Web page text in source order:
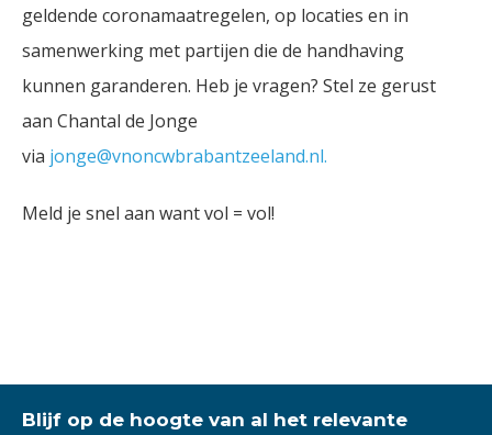
geldende coronamaatregelen, op locaties en in
samenwerking met partijen die de handhaving
kunnen garanderen. Heb je vragen? Stel ze gerust
aan Chantal de Jonge
via jonge@vnoncwbrabantzeeland.nl.
Meld je snel aan want vol = vol!
Blijf op de hoogte van al het relevante